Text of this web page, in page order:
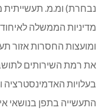
נבחרת) ומ.מ. תעשייתית
מדיניות הממשלה לאיחוד
ומועצות החסרות אזור
את רמת השירותים
בעלויות האדמינסטרציה
התעשייה בתפן בנושאי